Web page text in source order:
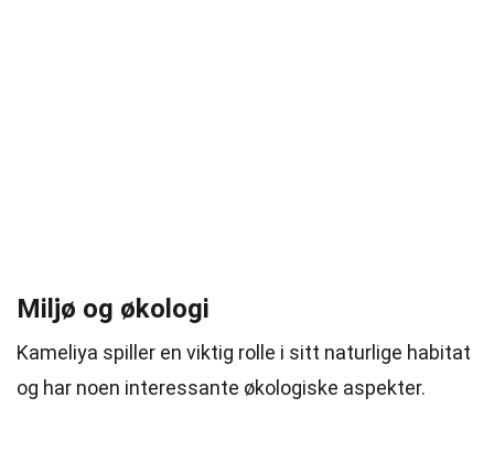
Miljø og økologi
Kameliya spiller en viktig rolle i sitt naturlige habitat
og har noen interessante økologiske aspekter.